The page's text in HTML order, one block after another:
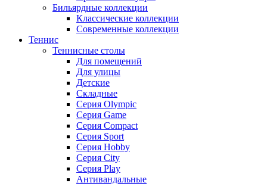
Бильярдные коллекции
Классические коллекции
Современные коллекции
Теннис
Теннисные столы
Для помещений
Для улицы
Детские
Складные
Серия Olympic
Серия Game
Серия Compact
Серия Sport
Серия Hobby
Серия City
Серия Play
Антивандальные